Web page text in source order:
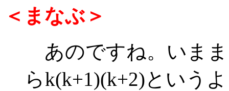
＜まなぶ＞
あのですね。いま
らk(k+1)(k+2)という